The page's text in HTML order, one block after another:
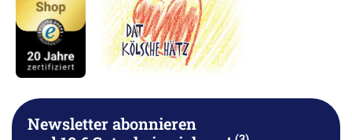
Newsletter abonnieren